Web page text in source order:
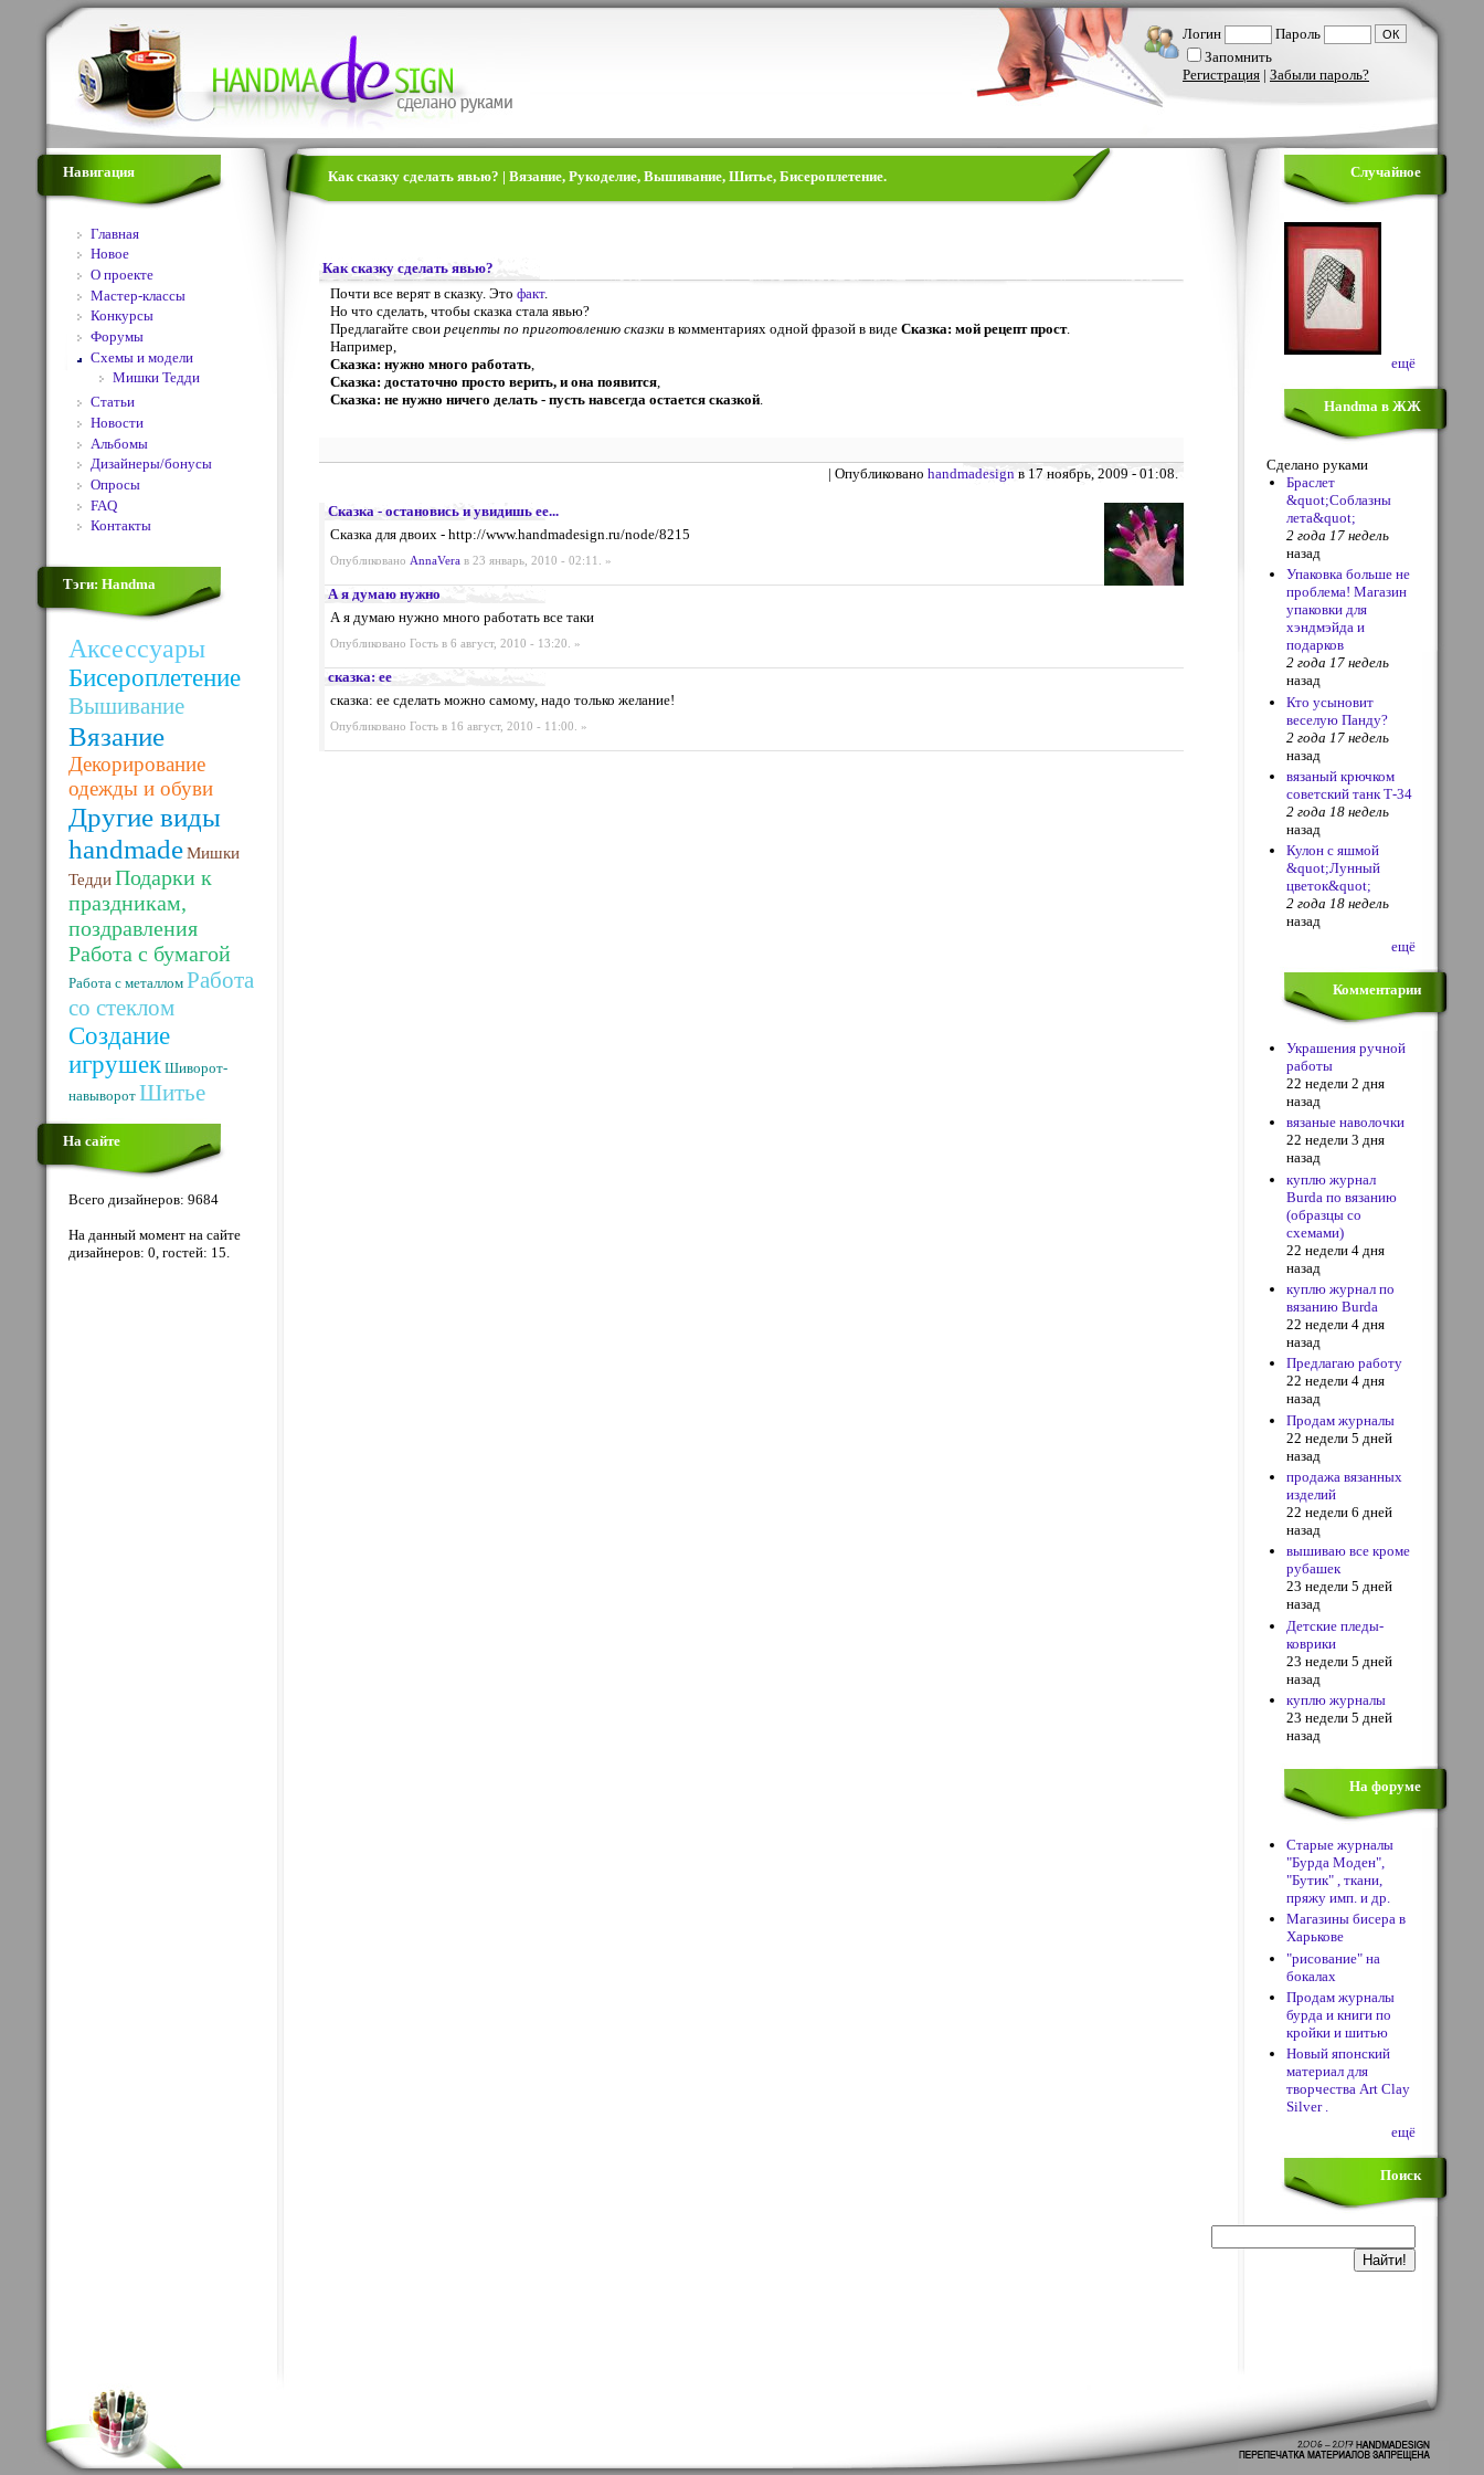
Логин
Пароль
Запомнить
Регистрация | Забыли пароль?
Навигация
Главная
Новое
О проекте
Мастер-классы
Конкурсы
Форумы
Схемы и модели
Мишки Тедди
Статьи
Новости
Альбомы
Дизайнеры/бонусы
Опросы
FAQ
Контакты
Тэги: Handma
Аксессуары
Бисероплетение
Вышивание
Вязание
Декорирование
одежды и обуви
Другие виды
handmadeМишки
ТеддиПодарки к
праздникам,
поздравления
Работа с бумагой
Работа с металлом Работа
со стеклом
Создание
игрушек Шиворот-
навыворот Шитье
На сайте
Всего дизайнеров: 9684
На данный момент на сайте
дизайнеров: 0, гостей: 15.
Как сказку сделать явью? | Вязание, Рукоделие, Вышивание, Шитье, Бисероплетение.
Как сказку сделать явью?
Почти все верят в сказку. Это факт.
Но что сделать, чтобы сказка стала явью?
Предлагайте свои рецепты по приготовлению сказки в комментариях одной фразой в виде Сказка: мой рецепт прост.
Например,
Сказка: нужно много работать,
Сказка: достаточно просто верить, и она появится,
Сказка: не нужно ничего делать - пусть навсегда остается сказкой.
| Опубликовано handmadesign в 17 ноябрь, 2009 - 01:08.
Сказка - остановись и увидишь ее...
Сказка для двоих - http://www.handmadesign.ru/node/8215
Опубликовано AnnaVera в 23 январь, 2010 - 02:11. »
А я думаю нужно
А я думаю нужно много работать все таки
Опубликовано Гость в 6 август, 2010 - 13:20. »
сказка: ее
сказка: ее сделать можно самому, надо только желание!
Опубликовано Гость в 16 август, 2010 - 11:00. »
Случайное
ещё
Handma в ЖЖ
Сделано руками
Браслет
&quot;Соблазны
лета&quot;
2 года 17 недель
назад
Упаковка больше не
проблема! Магазин
упаковки для
хэндмэйда и
подарков
2 года 17 недель
назад
Кто усыновит
веселую Панду?
2 года 17 недель
назад
вязаный крючком
советский танк Т-34
2 года 18 недель
назад
Кулон с яшмой
&quot;Лунный
цветок&quot;
2 года 18 недель
назад
ещё
Комментарии
Украшения ручной
работы
22 недели 2 дня
назад
вязаные наволочки
22 недели 3 дня
назад
куплю журнал
Burda по вязанию
(образцы со
схемами)
22 недели 4 дня
назад
куплю журнал по
вязанию Burda
22 недели 4 дня
назад
Предлагаю работу
22 недели 4 дня
назад
Продам журналы
22 недели 5 дней
назад
продажа вязанных
изделий
22 недели 6 дней
назад
вышиваю все кроме
рубашек
23 недели 5 дней
назад
Детские пледы-
коврики
23 недели 5 дней
назад
куплю журналы
23 недели 5 дней
назад
На форуме
Старые журналы
"Бурда Моден",
"Бутик" , ткани,
пряжу имп. и др.
Магазины бисера в
Харькове
"рисование" на
бокалах
Продам журналы
бурда и книги по
кройки и шитью
Новый японский
материал для
творчества Art Clay
Silver .
ещё
Поиск